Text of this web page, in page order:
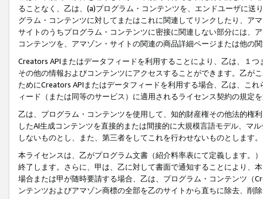
ることなく、乙は、(a)プログラム・コンテンツを、エンドユーザに
グラム・コンテンツに対してまたはこれに関連してリンクしたり、ア
サイトのうちプログラム・コンテンツに密接に関連しない部分には、
コンテンツを、アマゾン・サイトの関連の商品詳細ページまたは他の
Creators APIまたはデータフィードを利用することにより、乙は、１
その他の情報およびコンテンツにアクセスすることができます。乙が
ためにCreators APIまたはデータフィードを利用する場合、乙は、こ
ィード（または同等のサービス）に適用されるライセンス契約の規定
乙は、プログラム・コンテンツを使用して、知的財産権その他法的権
したAI生成コンテンツを直接的または間接的に大規模言語モデル、マ
しないものとし、また、第三者をしてこれを行わせないものとします。
本ライセンスは、乙がプログラム文書（紹介料率表にて定義します。
終了します。さらに、甲は、乙に対して書面で通知することにより、
場合または甲が随時要請する場合、乙は、プログラム・コンテンツ（
ンテンツおよびアマゾン商標の全部を乙のサイトから直ちに除去、削